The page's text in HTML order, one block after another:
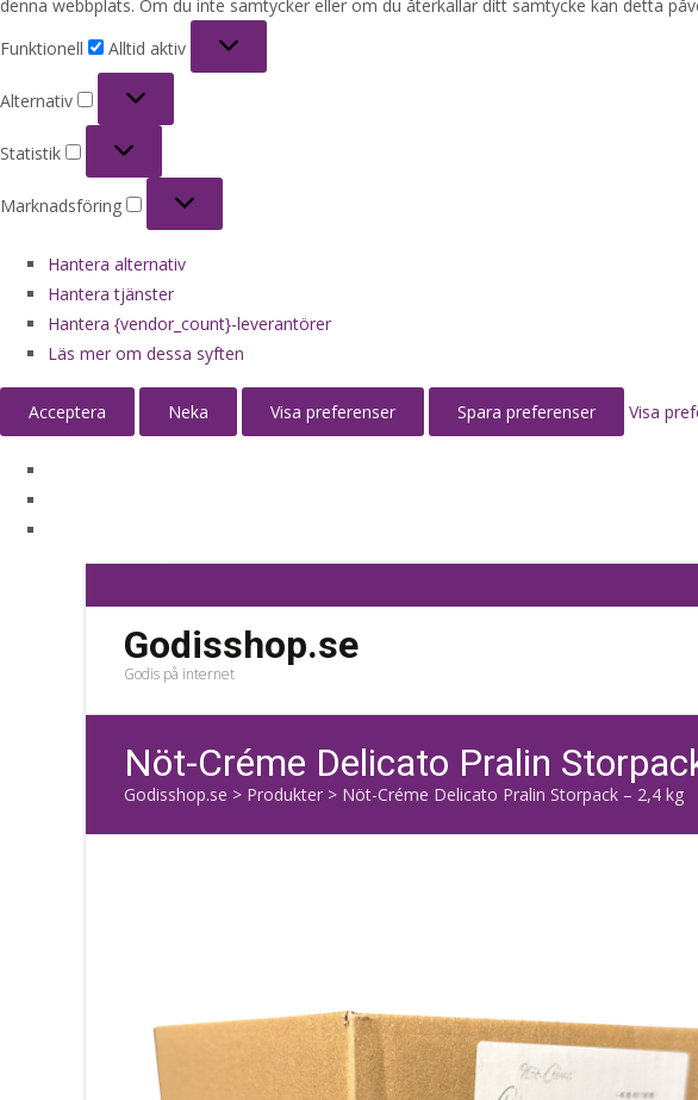
denna webbplats. Om du inte samtycker eller om du återkallar ditt samtycke kan detta
Funktionell
Alltid aktiv
Alternativ
Statistik
Marknadsföring
Hantera alternativ
Hantera tjänster
Hantera {vendor_count}-leverantörer
Läs mer om dessa syften
Acceptera Neka Visa preferenser Spara preferenser Visa
Godisshop.se
Godis på internet
Nöt-Créme Delicato Pralin
Godisshop.se > Produkter > Nöt-Créme Delicato Pralin Storpack – 2,4 kg